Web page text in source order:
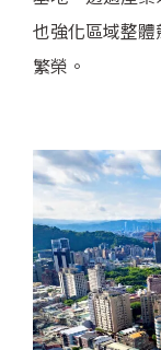
也強化區域整
繁榮。